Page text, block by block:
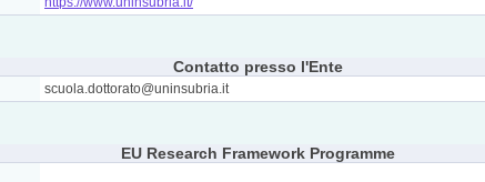
Contatto presso l'Ente
scuola.dottorato@uninsubria.it
EU Research Framework Programme